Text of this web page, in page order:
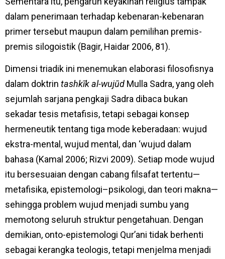
dalam penerimaan terhadap kebenaran-kebenaran
primer tersebut maupun dalam pemilihan premis-
premis silogoistik (Bagir, Haidar 2006, 81).
Dimensi triadik ini menemukan elaborasi filosofisnya
dalam doktrin tashkīk al-wujūd Mulla Sadra, yang oleh
sejumlah sarjana pengkaji Sadra dibaca bukan
sekadar tesis metafisis, tetapi sebagai konsep
hermeneutik tentang tiga mode keberadaan: wujud
ekstra-mental, wujud mental, dan ‘wujud dalam
bahasa (Kamal 2006; Rizvi 2009). Setiap mode wujud
itu bersesuaian dengan cabang filsafat tertentu—
metafisika, epistemologi–psikologi, dan teori makna—
sehingga problem wujud menjadi sumbu yang
memotong seluruh struktur pengetahuan. Dengan
demikian, onto-epistemologi Qur’ani tidak berhenti
sebagai kerangka teologis, tetapi menjelma menjadi